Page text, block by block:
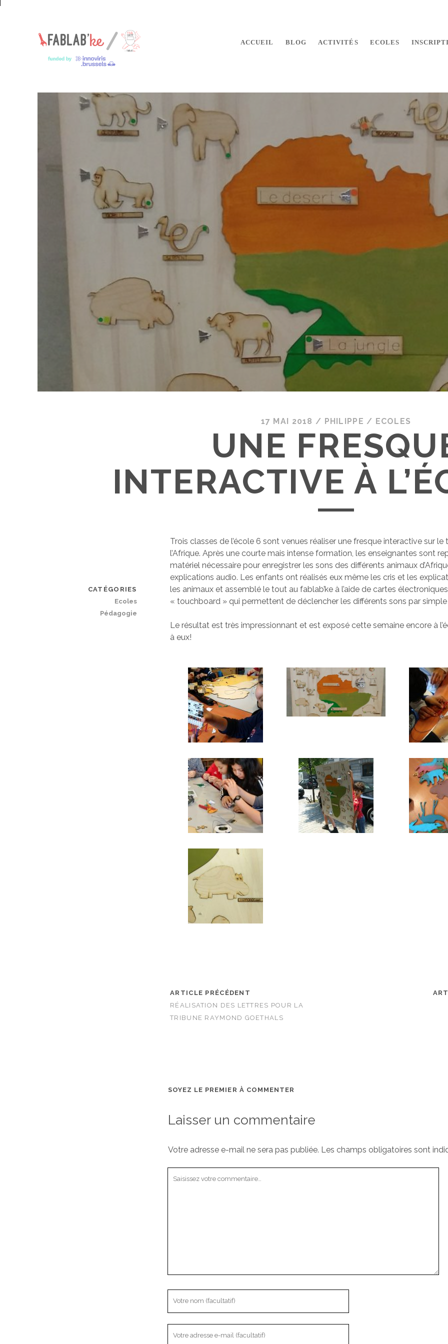
ACCUEIL BLOG ACTIVITÉS ECOLES
17 MAI 2018 / PHILIPPE / ECOLES
UNE
INTERACTIVE À
Trois classes de l’école 6 sont venues réaliser une fresque interactive sur le
l’Afrique. Après une courte mais intense formation, les enseignantes sont
matériel nécessaire pour enregistrer les sons des différents animaux
explications audio. Les enfants ont réalisés eux même les cris et les
les animaux et assemblé le tout au fablab’ke à l’aide de cartes électroniques
« touchboard » qui permettent de déclencher les différents sons par simple
Le résultat est très impressionnant et est exposé cette semaine encore à
à eux!
ARTICLE PRÉCÉDENT
RÉALISATION DES LETTRES POUR LA
TRIBUNE RAYMOND GOETHALS
CATÉGORIES
Ecoles
Pédagogie
SOYEZ LE PREMIER À COMMENTER
Laisser un commentaire
Votre adresse e-mail ne sera pas publiée. Les champs obligatoires sont